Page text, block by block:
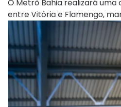
O Metrô Bahia realizará
entre Vitória e Flamengo,